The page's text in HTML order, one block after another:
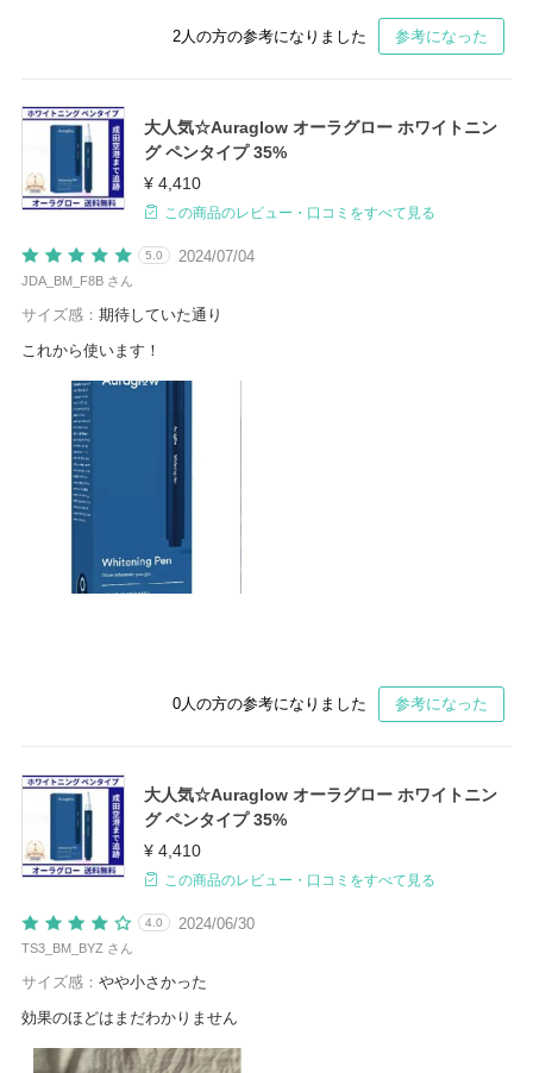
2 人の方の参考になりました 参考になった
大人気☆Auraglow オーラグロー ホワイトニン
グ ペンタイプ 35%
¥ 4,410
この商品のレビュー・口コミをすべて見る
2024/07/04
5.0
JDA_BM_F8B さん
サイズ感： 期待していた通り
これから使います！
0 人の方の参考になりました 参考になった
大人気☆Auraglow オーラグロー ホワイトニン
グ ペンタイプ 35%
¥ 4,410
この商品のレビュー・口コミをすべて見る
2024/06/30
4.0
TS3_BM_BYZ さん
サイズ感： やや小さかった
効果のほどはまだわかりません